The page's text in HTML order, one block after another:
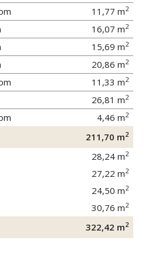
11,77 m2
16,07 m2
15,69 m2
20,86 m2
11,33 m2
26,81 m2
4,46 m2
211,70 m2
28,24 m2
27,22 m2
24,50 m2
30,76 m2
322,42 m2